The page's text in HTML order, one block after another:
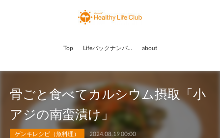
Top Lifeバックナンバー about
骨ごと食べてカルシウム摂取「小
アジの南蛮漬け」
ゲンキレシピ（魚料理） 2024.08.19 00:00